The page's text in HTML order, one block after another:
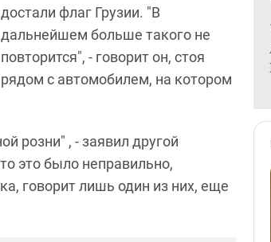
достали флаг Грузии. "В
дальнейшем больше такого не
повторится", - говорит он, стоя
рядом с автомобилем, на котором
розни" , - заявил другой
это было неправильно,
говорит лишь один из них, еще